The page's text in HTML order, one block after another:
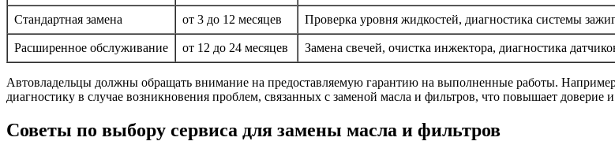
Стандартная замена от 3 до 12 месяцев Проверка уровня жидкостей, диагностика системы
Расширенное обслуживание от 12 до 24 месяцев Замена свечей, очистка инжектора, диагностика
Автовладельцы должны обращать внимание на предоставляемую гарантию на выполненные работы.
диагностику в случае возникновения проблем, связанных с заменой масла и фильтров, что повышает доверие
Советы по выбору сервиса для замены масла и фильтров